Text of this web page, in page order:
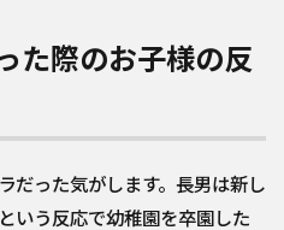
た際のお子様の反
だった気がします。長男は新し
いう反応で幼稚園を卒園した